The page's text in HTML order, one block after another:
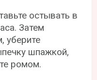
остывать в
Затем
уберите
шпажкой,
ромом.